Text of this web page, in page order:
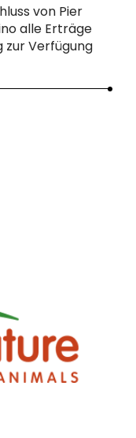
von Pier
alle Erträge
zur Verfügung